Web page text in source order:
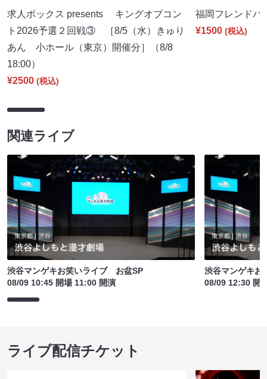
求人ボックス presents キングオブコン
ト2026予選２回戦③ ［8/5（水）きゅり
あん 小ホール（東京）開催分］（8/8
18:00）
¥2500 (税込)
福岡フレンド
¥1500 (税込)
関連ライブ
渋谷マンゲキお笑いライブ お盆SP
08/09 10:45 開場 11:00 開演
渋谷マンゲキ
08/09 12:30 開
ライブ配信チケット